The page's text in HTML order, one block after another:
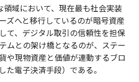
領域において、現在最も社会実装
ズへと移行しているのが暗号資産
て、デジタル取引の信頼性を担保
ムとの架け橋となるのが、ステー
や現物資産と価値が連動するブロ
た電子決済手段）である。